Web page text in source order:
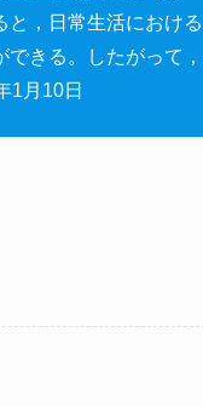
と，日常生活における
きる。したがって，
月10日